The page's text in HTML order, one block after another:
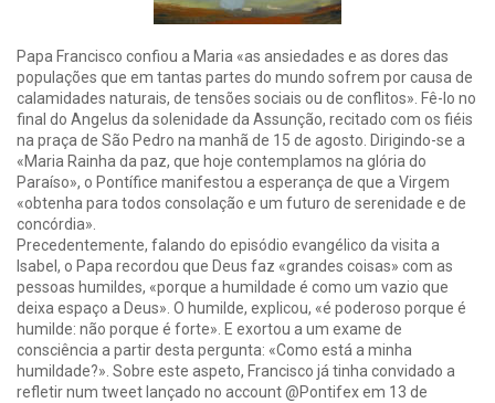
Papa Francisco confiou a Maria «as ansiedades e as dores das
populações que em tantas partes do mundo sofrem por causa de
calamidades naturais, de tensões sociais ou de conflitos». Fê-lo no
final do Angelus da solenidade da Assunção, recitado com os fiéis
na praça de São Pedro na manhã de 15 de agosto. Dirigindo-se a
«Maria Rainha da paz, que hoje contemplamos na glória do
Paraíso», o Pontífice manifestou a esperança de que a Virgem
«obtenha para todos consolação e um futuro de serenidade e de
concórdia».
Precedentemente, falando do episódio evangélico da visita a
Isabel, o Papa recordou que Deus faz «grandes coisas» com as
pessoas humildes, «porque a humildade é como um vazio que
deixa espaço a Deus». O humilde, explicou, «é poderoso porque é
humilde: não porque é forte». E exortou a um exame de
consciência a partir desta pergunta: «Como está a minha
humildade?». Sobre este aspeto, Francisco já tinha convidado a
refletir num tweet lançado no account @Pontifex em 13 de